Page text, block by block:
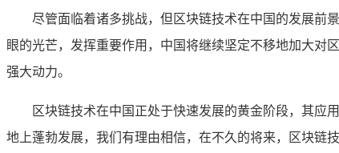
尽管面临着诸多挑战，但区块链技术在中国的发展前
眼的光芒，发挥重要作用，中国将继续坚定不移地加大对
强大动力。
区块链技术在中国正处于快速发展的黄金阶段，其应
地上蓬勃发展，我们有理由相信，在不久的将来，区块链